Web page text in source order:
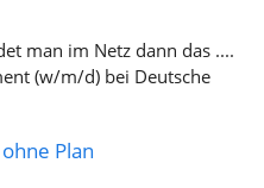
man im Netz dann das ....
(w/m/d) bei Deutsche
Plan